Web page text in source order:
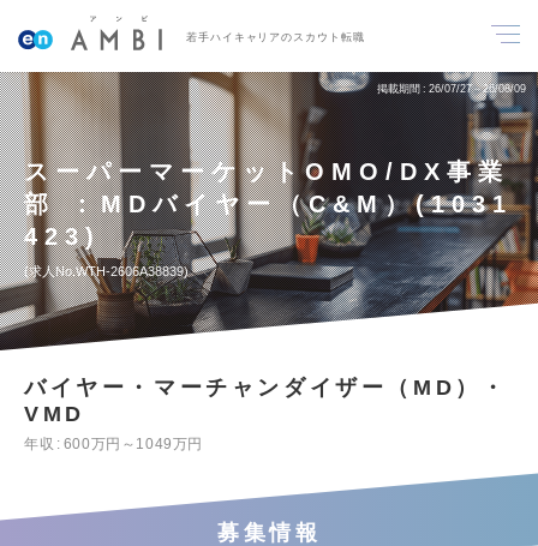
若手ハイキャリアのスカウト転職
掲載期間 26/07/27～26/08/09
スーパーマーケットOMO/DX事業
部 ：MDバイヤー（C&M）(1031
423)
求人No.WTH-2606A38839
バイヤー・マーチャンダイザー（MD）・
VMD
年収 600万円～1049万円
募集情報